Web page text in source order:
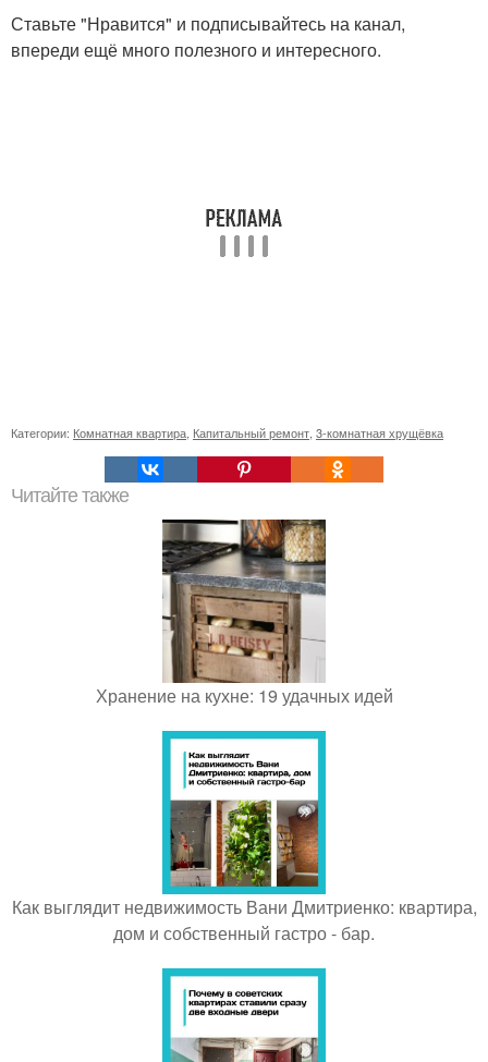
Ставьте "Нравится" и подписывайтесь на канал,
впереди ещё много полезного и интересного.
Категории: Комнатная квартира Капитальный ремонт 3-комнатная хрущёвка
Читайте также
Хранение на кухне: 19 удачных идей
Как выглядит недвижимость Вани Дмитриенко: квартира,
дом и собственный гастро - бар.